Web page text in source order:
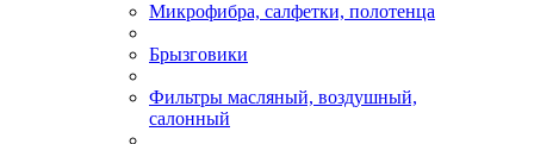
Микрофибра, салфетки, полотенца
Брызговики
Фильтры масляный, воздушный,
салонный